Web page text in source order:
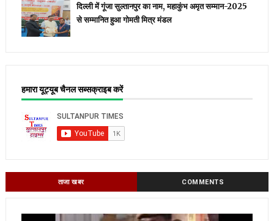
दिल्ली में गूंजा सुल्तानपुर का नाम, महाकुंभ अमृत सम्मान-2025
से सम्मानित हुआ गोमती मित्र मंडल
हमारा यूट्यूब चैनल सब्सक्राइब करें
ताजा खबर COMMENTS